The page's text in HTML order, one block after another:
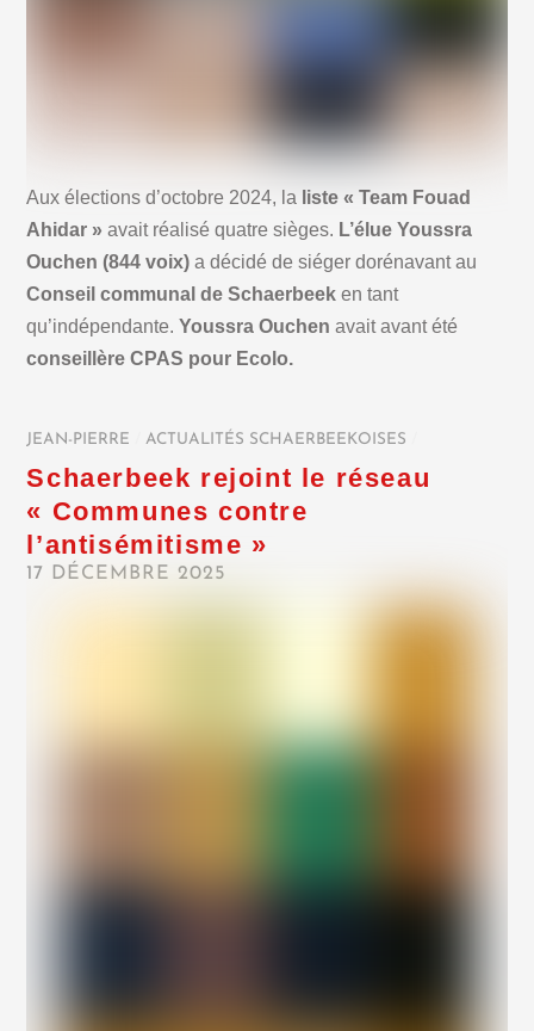
Aux élections d’octobre 2024, la liste « Team Fouad
Ahidar » avait réalisé quatre sièges. L’élue Youssra
Ouchen (844 voix) a décidé de siéger dorénavant au
Conseil communal de Schaerbeek en tant
qu’indépendante.Youssra Ouchen avait avant été
conseillère CPAS pour Ecolo.
JEAN-PIERRE ACTUALITÉS SCHAERBEEKOISES
Schaerbeek rejoint le réseau
« Communes contre
l’antisémitisme »
17 DÉCEMBRE 2025